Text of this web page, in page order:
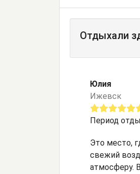
Отдыхали
Юлия
Ижевск
Период
Это место,
свежий
атмосферу.